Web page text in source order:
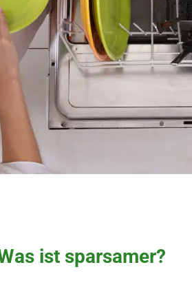
ist sparsamer?